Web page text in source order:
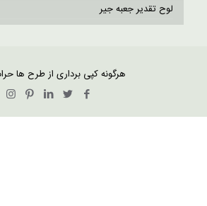
لوح تقدیر جعبه جیر
هرگونه کپی برداری از طرح ها